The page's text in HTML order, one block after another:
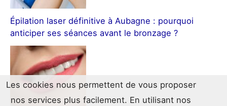
Épilation laser définitive à Aubagne : pourquoi
anticiper ses séances avant le bronzage ?
Les cookies nous permettent de vous proposer
nos services plus facilement. En utilisant nos